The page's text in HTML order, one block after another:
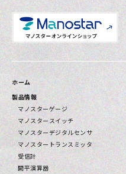
ホーム
製品情報
マノスターゲージ
マノスタースイッチ
マノスターデジタルセンサ
マノスタートランスミッタ
受信計
開平演算器